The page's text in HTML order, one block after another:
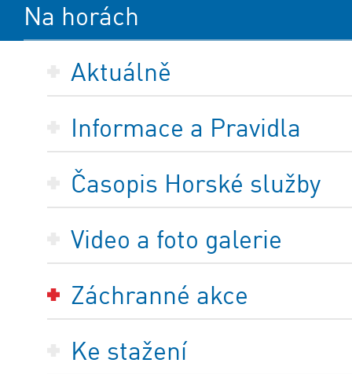
Na horách
Aktuálně
Informace a Pravidla
Časopis Horské služby
Video a foto galerie
Záchranné akce
Ke stažení